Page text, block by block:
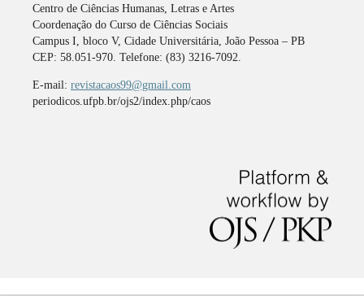
Centro de Ciências Humanas, Letras e Artes
Coordenação do Curso de Ciências Sociais
Campus I, bloco V, Cidade Universitária, João Pessoa – PB
CEP: 58.051-970. Telefone: (83) 3216-7092.
E-mail: revistacaos99@gmail.com
periodicos.ufpb.br/ojs2/index.php/caos